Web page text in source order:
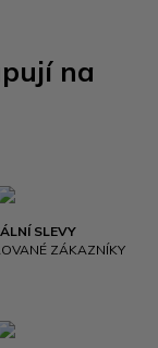
na
SLEVY
ZÁKAZNÍKY